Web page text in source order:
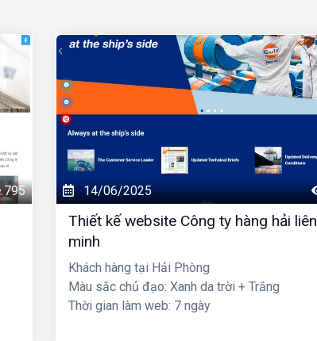
795 14/06/2025
Thiết kế website Công ty hàng hải liên
minh
Khách hàng tại Hải Phòng
Màu sắc chủ đạo: Xanh da trời + Trắng
Thời gian làm web: 7 ngày